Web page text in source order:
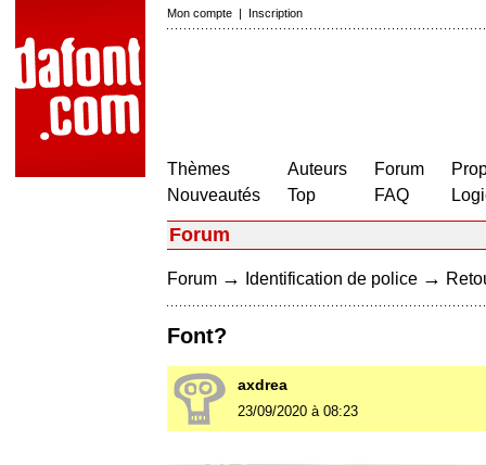
Mon compte | Inscription
Thèmes
Nouveautés
Auteurs
Top
Forum
FAQ
Forum
Forum → Identification de police →
Font?
axdrea
23/09/2020 à 08:23